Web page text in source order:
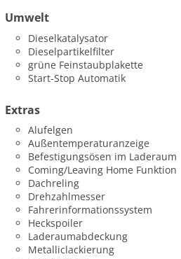
Umwelt
Dieselkatalysator
Dieselpartikelfilter
grüne Feinstaubplakette
Start-Stop Automatik
Extras
Alufelgen
Außentemperaturanzeige
Befestigungsösen im Laderaum
Coming/Leaving Home Funktion
Dachreling
Drehzahlmesser
Fahrerinformationssystem
Heckspoiler
Laderaumabdeckung
Metalliclackierung